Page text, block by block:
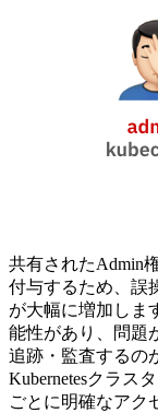
共有されたAdmin
付与するため、誤
が大幅に増加しま
能性があり、問題
追跡・監査するの
Kubernetesクラス
ごとに明確なアク